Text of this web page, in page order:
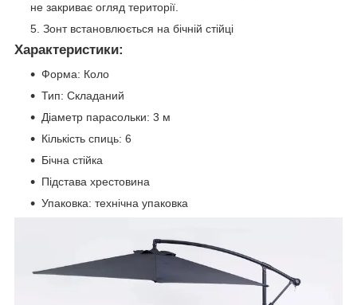
не закриває огляд території.
Зонт встановлюється на бічній стійці
Характеристики:
Форма: Коло
Тип: Складаний
Діаметр парасольки: 3 м
Кількість спиць: 6
Бічна стійка
Підстава хрестовина
Упаковка: технічна упаковка